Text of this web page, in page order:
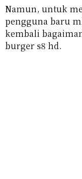
Namun, untuk
pengguna baru
kembali
burger s8 hd.